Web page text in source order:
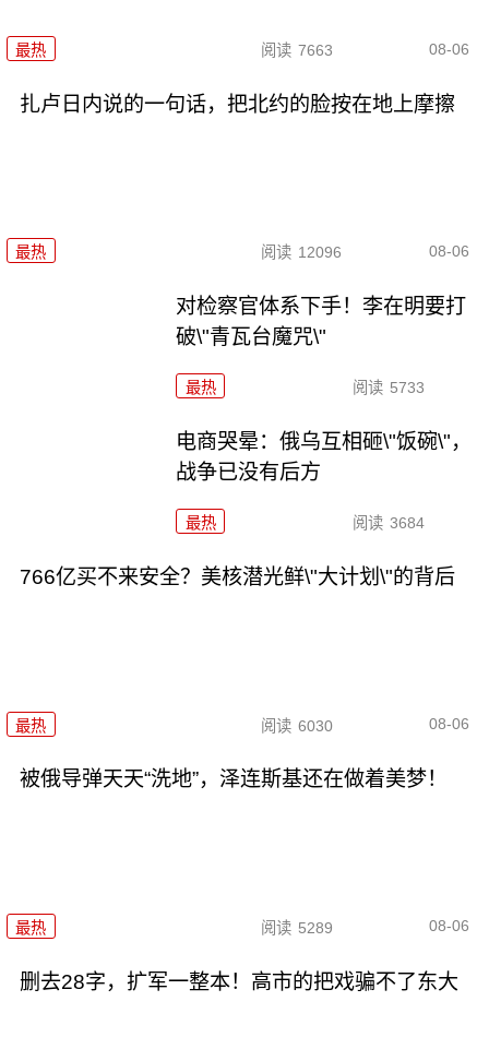
最热 阅读 7663 08-06
扎卢日内说的一句话，把北约的脸按在地上摩擦
最热 阅读 12096 08-06
对检察官体系下手！李在明要打
破\"青瓦台魔咒\"
最热 阅读 5733
电商哭晕：俄乌互相砸\"饭碗\"，
战争已没有后方
最热 阅读 3684
766亿买不来安全？美核潜光鲜\"大计划\"的背后
最热 阅读 6030 08-06
被俄导弹天天“洗地”，泽连斯基还在做着美梦！
最热 阅读 5289 08-06
删去28字，扩军一整本！高市的把戏骗不了东大